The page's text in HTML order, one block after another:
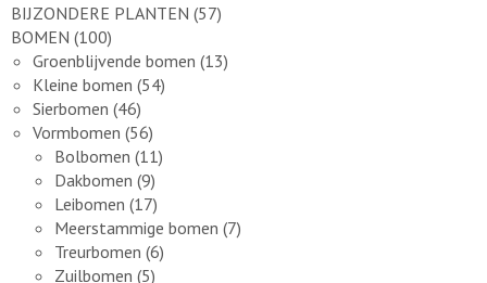
BIJZONDERE PLANTEN (57)
BOMEN (100)
Groenblijvende bomen (13)
Kleine bomen (54)
Sierbomen (46)
Vormbomen (56)
Bolbomen (11)
Dakbomen (9)
Leibomen (17)
Meerstammige bomen (7)
Treurbomen (6)
Zuilbomen (5)